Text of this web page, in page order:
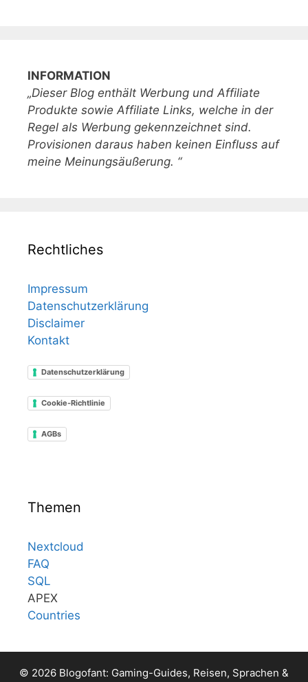
INFORMATION
„Dieser Blog enthält Werbung und Affiliate
Produkte sowie Affiliate Links, welche in der
Regel als Werbung gekennzeichnet sind.
Provisionen daraus haben keinen Einfluss auf
meine Meinungsäußerung. “
Rechtliches
Impressum
Datenschutzerklärung
Disclaimer
Kontakt
Datenschutzerklärung
Cookie-Richtlinie
AGBs
Themen
Nextcloud
FAQ
SQL
APEX
Countries
© 2026 Blogofant: Gaming-Guides, Reisen, Sprachen &